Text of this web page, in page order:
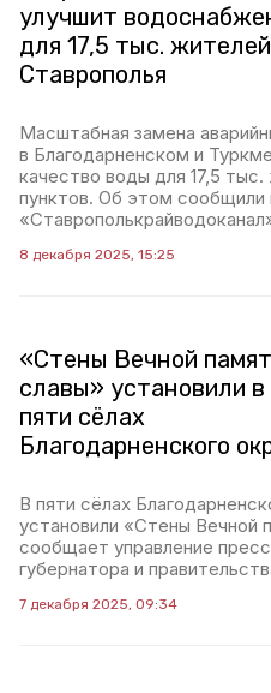
улучшит
для 17,5 тыс. жителей
Ставрополья
Масштабная замена
в Благодарненском и
качество воды для 17,5
пунктов. Об этом
8 декабря 2025, 15:25
«Стены Вечной
славы» установили в
пяти сёлах
Благодарненского
В пяти сёлах
установили «Стены Вечной
сообщает управление
губернатора и
7 декабря 2025, 09:34